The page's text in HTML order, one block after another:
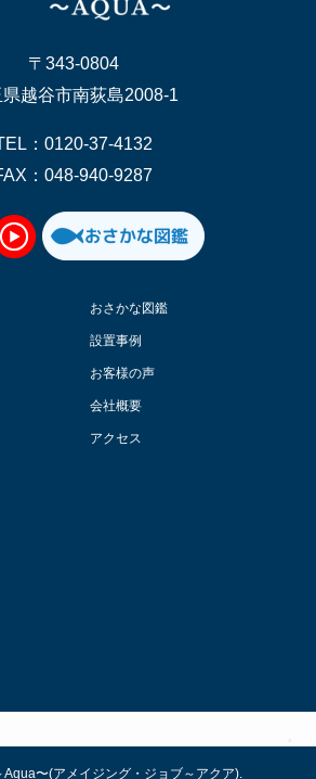
〒343-0804
越谷市南荻島2008-1
：0120-37-4132
：048-940-9287
おさかな図鑑
設置事例
お客様の声
会社概要
アクセス
〜(アメイジング・ジョブ～アクア).